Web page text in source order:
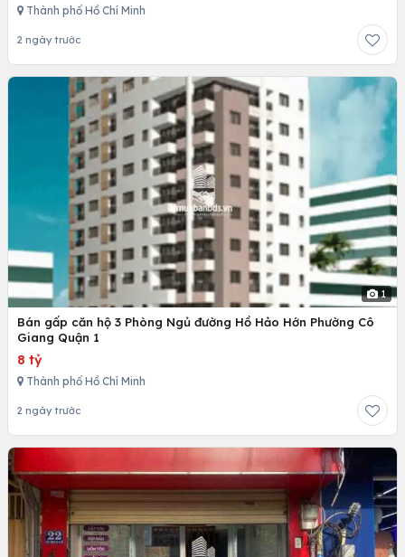
Thành phố Hồ Chí Minh
2 ngày trước
1
Bán gấp căn hộ 3 Phòng Ngủ đường Hồ Hảo Hớn Phường Cô
Giang Quận 1
8 tỷ
Thành phố Hồ Chí Minh
2 ngày trước